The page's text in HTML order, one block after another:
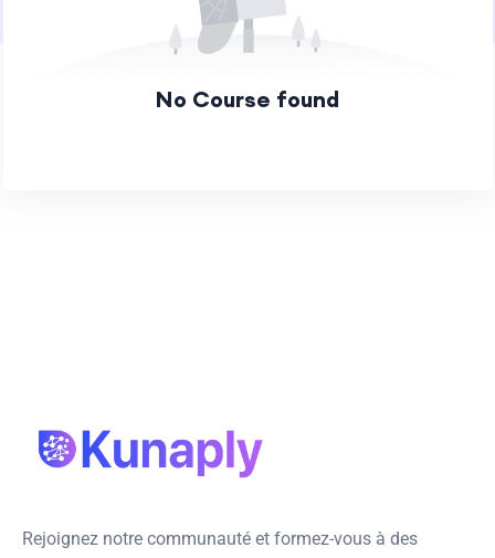
No Course found
Rejoignez notre communauté et formez-vous à des